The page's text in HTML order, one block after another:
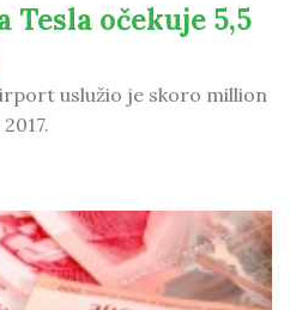
očekuje 5,5
uslužio je skoro million